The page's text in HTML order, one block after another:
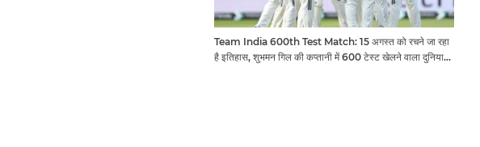
Team India 600th Test Match: 15 अगस्त को रचने जा रहा
है इतिहास, शुभमन गिल की कप्तानी में 600 टेस्ट खेलने वाला दुनिया